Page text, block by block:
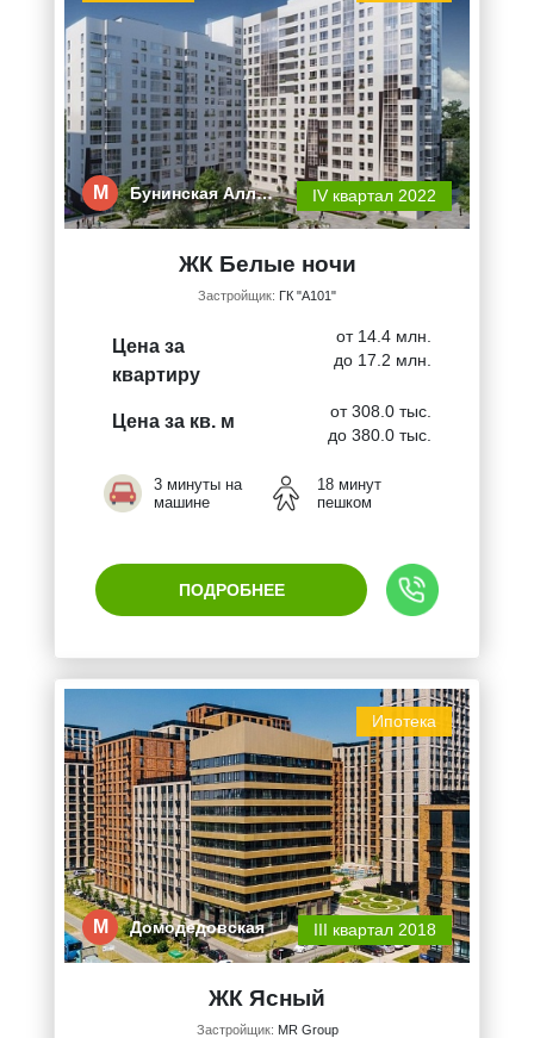
М Бунинская Алл… IV квартал 2022
ЖК Белые ночи
Застройщик: ГК "А101"
Цена за
квартиру
от 14.4 млн.
до 17.2 млн.
Цена за кв. м
от 308.0 тыс.
до 380.0 тыс.
3 минуты на
машине
18 минут
пешком
ПОДРОБНЕЕ
Ипотека
М Домодедовская III квартал 2018
ЖК Ясный
Застройщик: MR Group